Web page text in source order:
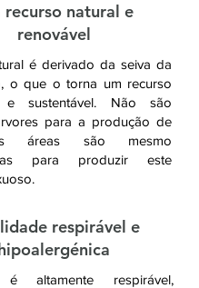
recurso natural e
renovável
é derivado da seiva da
o que o torna um recurso
e sustentável. Não são
para a produção de
áreas são mesmo
para produzir este
respirável e
altamente respirável,